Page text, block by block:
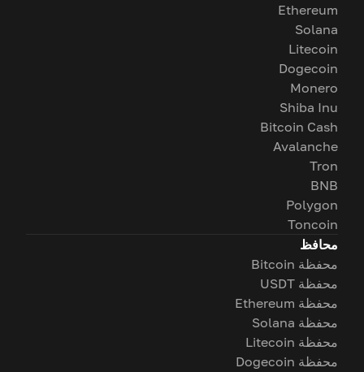
Ethereum
Solana
Litecoin
Dogecoin
Monero
Shiba Inu
Bitcoin Cash
Avalanche
Tron
BNB
Polygon
Toncoin
محافظ
محفظة Bitcoin
محفظة USDT
محفظة Ethereum
محفظة Solana
محفظة Litecoin
محفظة Dogecoin